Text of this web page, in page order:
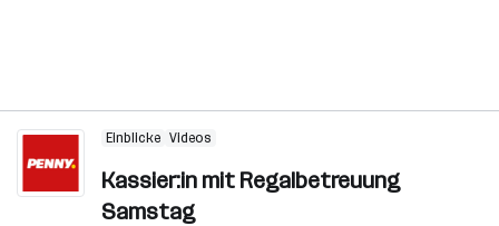
Einblicke Videos
Kassier:in mit Regalbetreuung
Samstag